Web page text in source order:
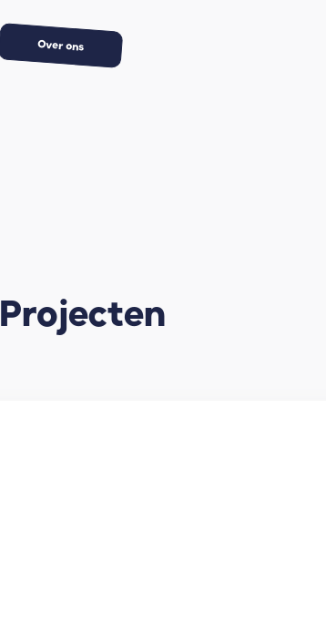
Over ons
Projecten